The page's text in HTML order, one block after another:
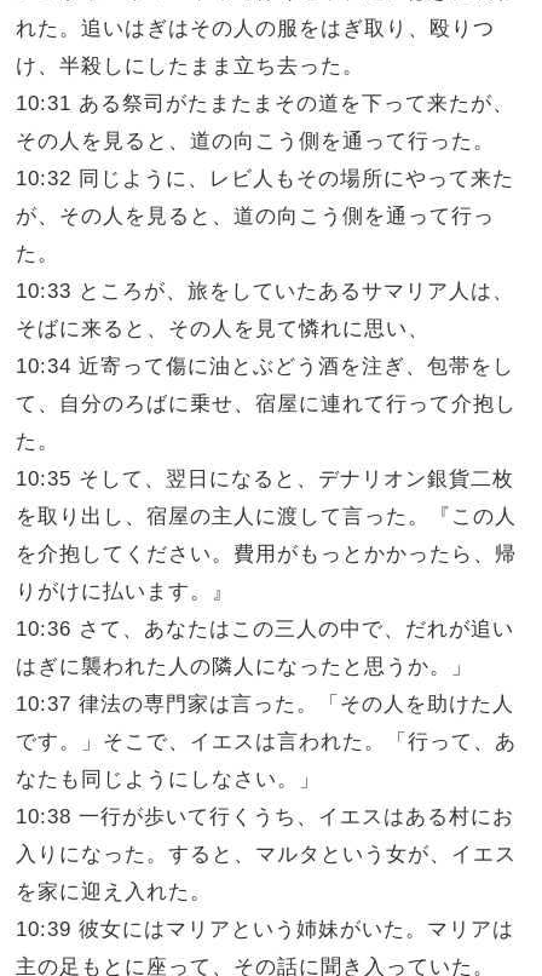
れた。追いはぎはその人の服をはぎ取り、殴りつ
け、半殺しにしたまま立ち去った。
10:31 ある祭司がたまたまその道を下って来たが、
その人を見ると、道の向こう側を通って行った。
10:32 同じように、レビ人もその場所にやって来た
が、その人を見ると、道の向こう側を通って行っ
た。
10:33 ところが、旅をしていたあるサマリア人は、
そばに来ると、その人を見て憐れに思い、
10:34 近寄って傷に油とぶどう酒を注ぎ、包帯をし
て、自分のろばに乗せ、宿屋に連れて行って介抱し
た。
10:35 そして、翌日になると、デナリオン銀貨二枚
を取り出し、宿屋の主人に渡して言った。『この人
を介抱してください。費用がもっとかかったら、帰
りがけに払います。』
10:36 さて、あなたはこの三人の中で、だれが追い
はぎに襲われた人の隣人になったと思うか。」
10:37 律法の専門家は言った。「その人を助けた人
です。」そこで、イエスは言われた。「行って、あ
なたも同じようにしなさい。」
10:38 一行が歩いて行くうち、イエスはある村にお
入りになった。すると、マルタという女が、イエス
を家に迎え入れた。
10:39 彼女にはマリアという姉妹がいた。マリアは
主の足もとに座って、その話に聞き入っていた。